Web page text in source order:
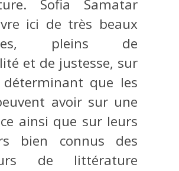
Sofia Samatar
ici de très beaux
pleins de
et de justesse, sur
que les
avoir sur une
ainsi que sur leurs
bien connus des
de littérature